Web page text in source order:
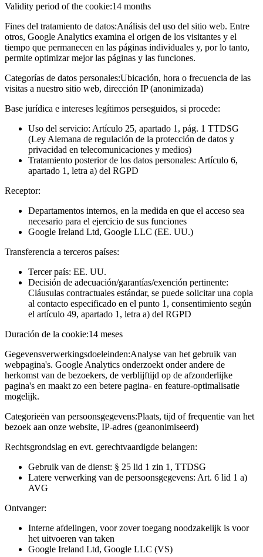
Validity period of the cookie:14 months
Fines del tratamiento de datos:Análisis del uso del sitio web. Entre
otros, Google Analytics examina el origen de los visitantes y el
tiempo que permanecen en las páginas individuales y, por lo tanto,
permite optimizar mejor las páginas y las funciones.
Categorías de datos personales:Ubicación, hora o frecuencia de las
visitas a nuestro sitio web, dirección IP (anonimizada)
Base jurídica e intereses legítimos perseguidos, si procede:
Uso del servicio: Artículo 25, apartado 1, pág. 1 TTDSG
(Ley Alemana de regulación de la protección de datos y
privacidad en telecomunicaciones y medios)
Tratamiento posterior de los datos personales: Artículo 6,
apartado 1, letra a) del RGPD
Receptor:
Departamentos internos, en la medida en que el acceso sea
necesario para el ejercicio de sus funciones
Google Ireland Ltd, Google LLC (EE. UU.)
Transferencia a terceros países:
Tercer país: EE. UU.
Decisión de adecuación/garantías/exención pertinente:
Cláusulas contractuales estándar, se puede solicitar una copia
al contacto especificado en el punto 1, consentimiento según
el artículo 49, apartado 1, letra a) del RGPD
Duración de la cookie:14 meses
Gegevensverwerkingsdoeleinden:Analyse van het gebruik van
webpagina's. Google Analytics onderzoekt onder andere de
herkomst van de bezoekers, de verblijftijd op de afzonderlijke
pagina's en maakt zo een betere pagina- en feature-optimalisatie
mogelijk.
Categorieën van persoonsgegevens:Plaats, tijd of frequentie van het
bezoek aan onze website, IP-adres (geanonimiseerd)
Rechtsgrondslag en evt. gerechtvaardigde belangen:
Gebruik van de dienst: § 25 lid 1 zin 1, TTDSG
Latere verwerking van de persoonsgegevens: Art. 6 lid 1 a)
AVG
Ontvanger:
Interne afdelingen, voor zover toegang noodzakelijk is voor
het uitvoeren van taken
Google Ireland Ltd, Google LLC (VS)